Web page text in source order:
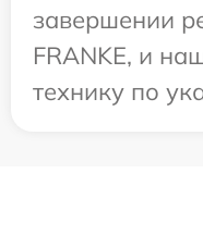
завершении
FRANKE, и
технику по